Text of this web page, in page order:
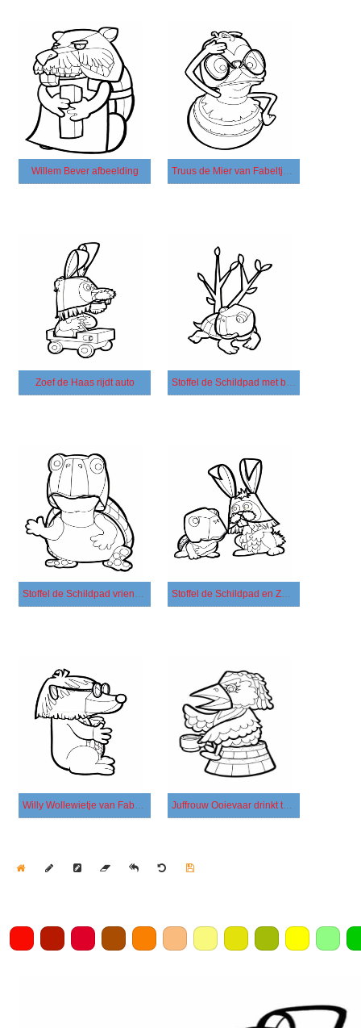
Willem Bever afbeelding Truus de Mier van Fabeltjeskrant
Zoef de Haas rijdt auto Stoffel de Schildpad met boom
Stoffel de Schildpad vriendelijk Stoffel de Schildpad en Zoef de Haas
Willy Wollewietje van Fabeltjeskrant Juffrouw Ooievaar drinkt thee